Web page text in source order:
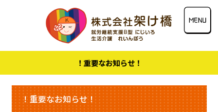
！重要なお知らせ！
！重要なお知らせ！